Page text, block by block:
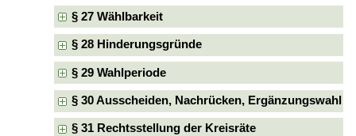
§ 27 Wählbarkeit
§ 28 Hinderungsgründe
§ 29 Wahlperiode
§ 30 Ausscheiden, Nachrücken, Ergänzungswahl
§ 31 Rechtsstellung der Kreisräte